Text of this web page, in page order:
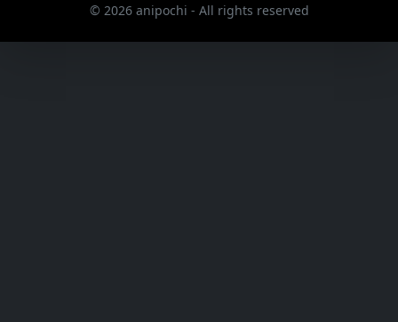
© 2026 anipochi - All rights reserved